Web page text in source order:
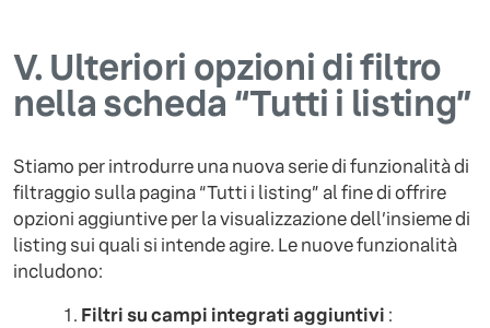
V. Ulteriori opzioni di filtro
nella scheda “Tutti i listing”
Stiamo per introdurre una nuova serie di funzionalità di
filtraggio sulla pagina “Tutti i listing” al fine di offrire
opzioni aggiuntive per la visualizzazione dell’insieme di
listing sui quali si intende agire. Le nuove funzionalità
includono:
Filtri su campi integrati aggiuntivi :